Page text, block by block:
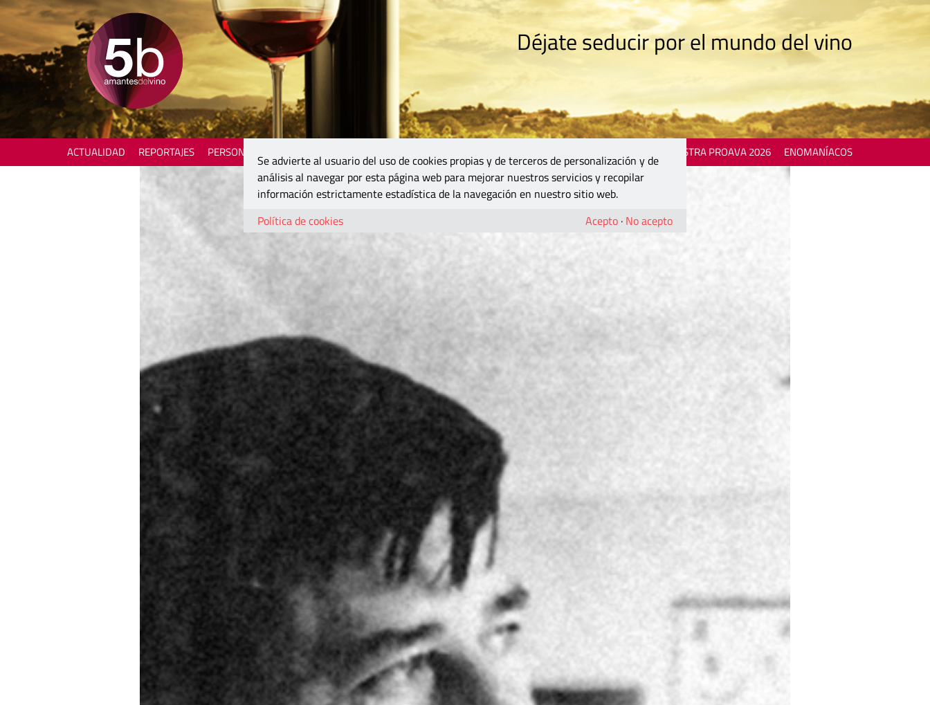
Déjate seducir por el mundo del vino
ACTUALIDAD REPORTAJES PERSONAJES MOSTRA PROAVA 2026 ENOMANÍACOS
Se advierte al usuario del uso de cookies propias y de terceros de personalización y de
análisis al navegar por esta página web para mejorar nuestros servicios y recopilar
información estrictamente estadística de la navegación en nuestro sitio web.
Política de cookies
Acepto · No acepto